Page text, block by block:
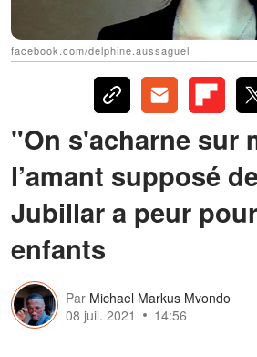
facebook.com/delphine.aussaguel
"On s'acharne sur
l’amant supposé
Jubillar a peur
enfants
Par Michael Markus Mvondo
08 juil. 2021
14:56